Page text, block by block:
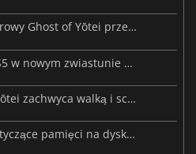
Obejrzyj zwiastun premierowy Ghost of Yōtei przed 2 października
Sony podkreśla funkcje PS5 w nowym zwiastunie Ghost of Yōtei
Nowy zwiastun Ghost of Yōtei zachwyca walką i scenerią
Ujawniono wymagania dotyczące pamięci na dysku pod Ghost of Yotei